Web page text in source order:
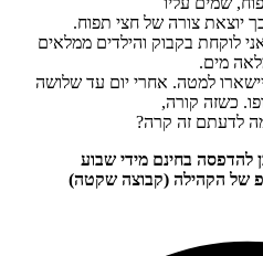
יוצאת צורה של חצי תפוח.
אני לוקחת בקבוק והילדים ממלאים
מים.
למטה. אחרי יום עד שלושה
כשזה קורה,
לדעתם זה קרה?
להדפסה בחינם מידי שבוע
של הקהילה (קבוצה שקטה)